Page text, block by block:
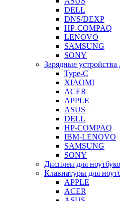
DELL
DNS/DEXP
HP-COMPAQ
LENOVO
SAMSUNG
SONY
Зарядные устройства
Type-C
XIAOMI
ACER
APPLE
ASUS
DELL
HP-COMPAQ
IBM-LENOVO
SAMSUNG
SONY
Дисплеи для
Клавиатуры для
APPLE
ACER